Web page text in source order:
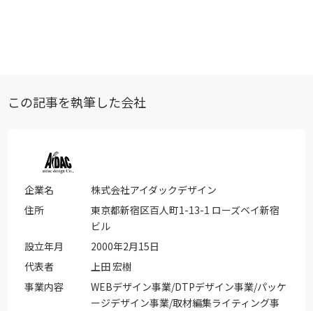
この記事を執筆した会社
企業名
株式会社アイダックデザイン
住所
東京都新宿区百人町1-13-1 ローズベイ新宿
ビル
設立年月
2000年2月15日
代表者
上田 宏樹
事業内容
WEBデザイン事業/DTPデザイン事業/パッケ
ージデザイン事業/取材編集ライティング事